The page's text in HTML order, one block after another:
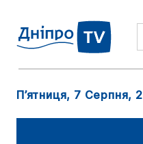
П’ятниця, 7 Серпня,